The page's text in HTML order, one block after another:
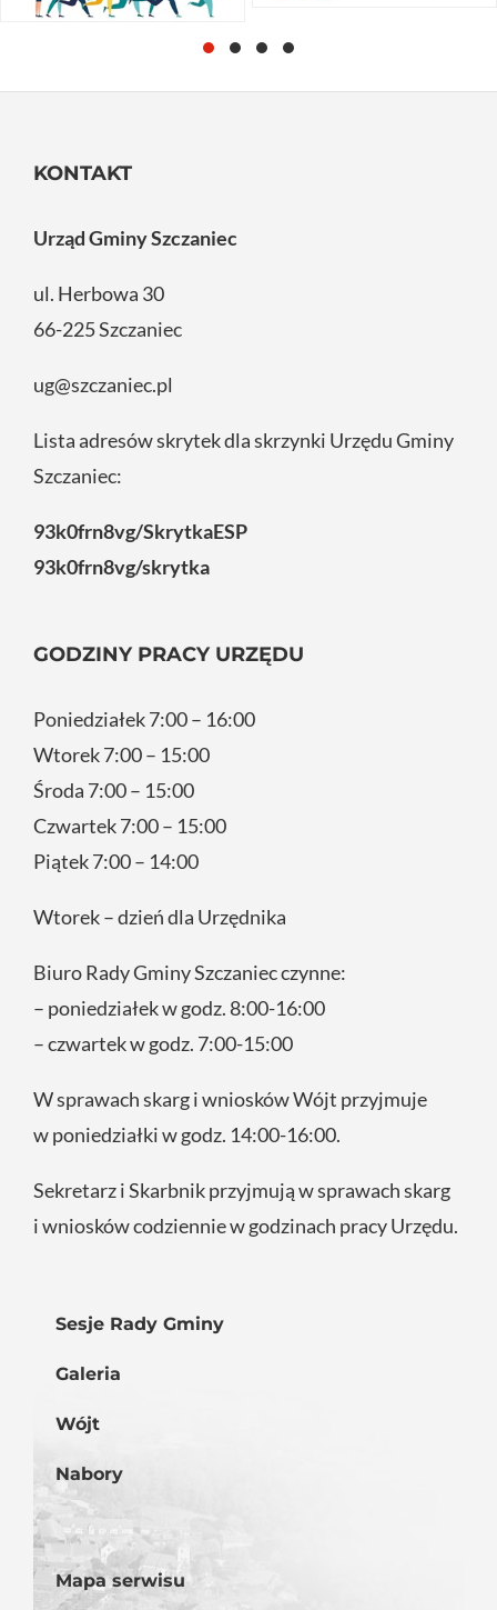
KONTAKT
Urząd Gminy Szczaniec
ul. Herbowa 30
66-225 Szczaniec
ug@szczaniec.pl
Lista adresów skrytek dla skrzynki Urzędu Gminy
Szczaniec:
93k0frn8vg/SkrytkaESP
93k0frn8vg/skrytka
GODZINY PRACY URZĘDU
Poniedziałek 7:00 – 16:00
Wtorek 7:00 – 15:00
Środa 7:00 – 15:00
Czwartek 7:00 – 15:00
Piątek 7:00 – 14:00
Wtorek – dzień dla Urzędnika
Biuro Rady Gminy Szczaniec czynne:
– poniedziałek w godz. 8:00-16:00
– czwartek w godz. 7:00-15:00
W sprawach skarg i wniosków Wójt przyjmuje
w poniedziałki w godz. 14:00-16:00.
Sekretarz i Skarbnik przyjmują w sprawach skarg
i wniosków codziennie w godzinach pracy Urzędu.
Sesje Rady Gminy
Galeria
Wójt
Nabory
Mapa serwisu